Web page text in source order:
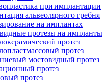
при имплантации
альвеолярного гребня
на имплантах
протезы на импланты
протез
протез
мостовидный протез
протез
протез